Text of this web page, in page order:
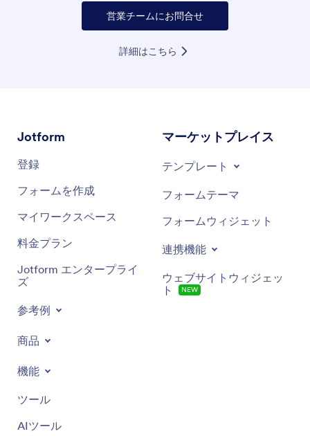
営業チームにお問合せ
詳細はこちら
Jotform
登録
フォームを作成
マイワークスペース
料金プラン
Jotform エンタープライ
ズ
参考例
商品
機能
ツール
AIツール
マーケットプレイス
テンプレート
フォームテーマ
フォームウィジェット
連携機能
ウェブサイトウィジェッ
ト
NEW